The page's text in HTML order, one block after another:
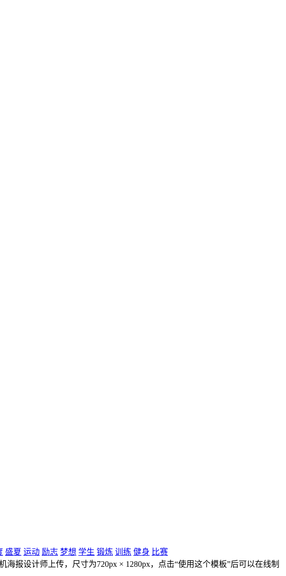
盛夏 运动 励志 梦想 学生 锻炼 训练 健身 比赛
报设计师上传，尺寸为720px × 1280px，点击“使用这个模板”后可以在线制